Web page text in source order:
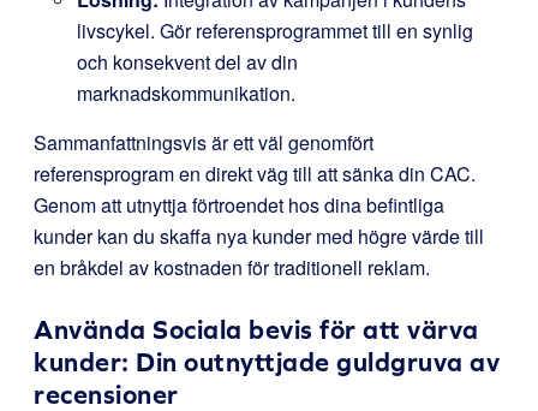
livscykel. Gör referensprogrammet till en synlig
och konsekvent del av din
marknadskommunikation.
Sammanfattningsvis är ett väl genomfört
referensprogram en direkt väg till att sänka din CAC.
Genom att utnyttja förtroendet hos dina befintliga
kunder kan du skaffa nya kunder med högre värde till
en bråkdel av kostnaden för traditionell reklam.
Använda Sociala bevis för att värva
kunder: Din outnyttjade guldgruva av
recensioner